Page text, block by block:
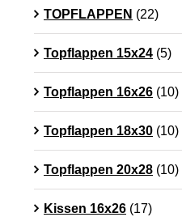
TOPFLAPPEN (22)
Topflappen 15x24 (5)
Topflappen 16x26 (10)
Topflappen 18x30 (10)
Topflappen 20x28 (10)
Kissen 16x26 (17)